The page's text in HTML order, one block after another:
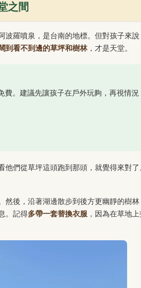
之間
波羅噴泉，是台南的地標。但對孩子來
到看不到邊的草坪和樹林，才是天堂。
費。建議先讓孩子在戶外玩夠，再視情況
他們從草坪這頭跑到那頭，就覺得來對
然後，沿著湖邊散步到後方更幽靜的樹林
。記得多帶一套替換衣服 ，因為在草地